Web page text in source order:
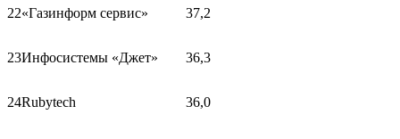
22«Газинформ сервис» 37,2
23Инфосистемы «Джет» 36,3
24Rubytech 36,0